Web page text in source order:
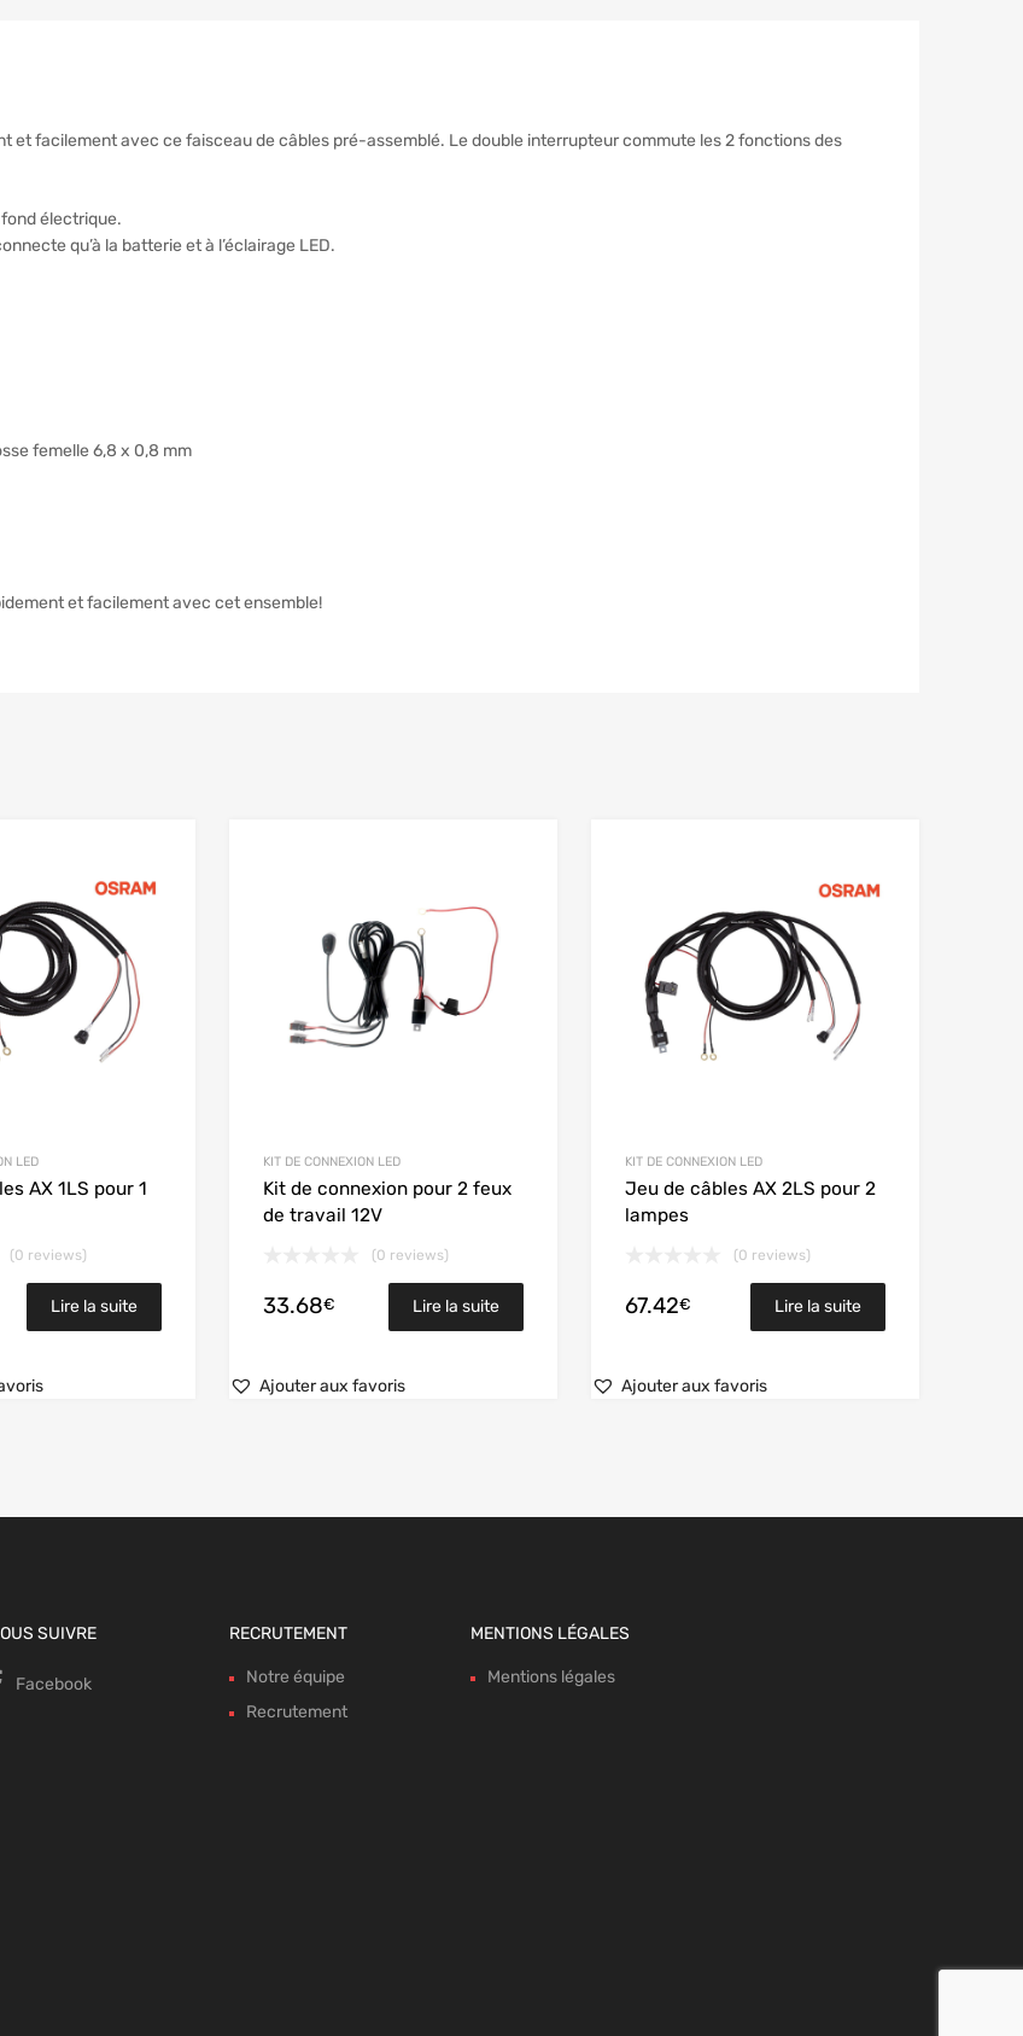
et facilement avec ce faisceau de câbles pré-assemblé. Le double interrupteur commute les 2 fonctions des
électrique.
qu’à la batterie et à l’éclairage LED.
femelle 6,8 x 0,8 mm
et facilement avec cet ensemble!
LED
AX 1LS pour 1
(0 reviews)
Lire la suite
KIT DE CONNEXION LED
Kit de connexion pour 2 feux
de travail 12V
(0 reviews)
33.68€ Lire la suite
Ajouter aux favoris
KIT DE CONNEXION LED
Jeu de câbles AX 2LS pour 2
lampes
(0 reviews)
67.42€ Lire la suite
Ajouter aux favoris
SUIVRE
Facebook
RECRUTEMENT
Notre équipe
Recrutement
MENTIONS LÉGALES
Mentions légales